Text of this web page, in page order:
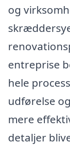
og
entreprise
hele
udførelse
mere
detaljer